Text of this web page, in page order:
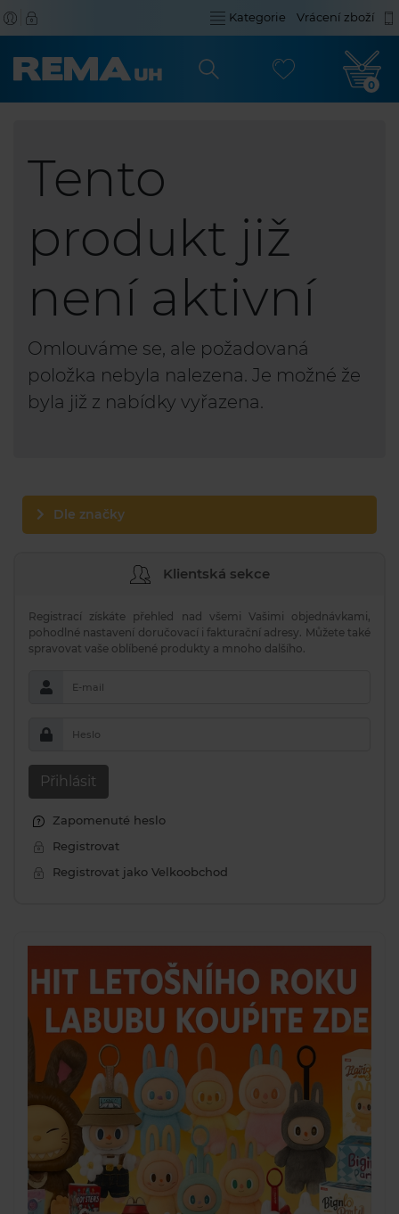
Kategorie Vrácení zboží
0
Tento
produkt již
není aktivní
Omlouváme se, ale požadovaná
položka nebyla nalezena. Je možné že
byla již z nabídky vyřazena.
Dle značky
Klientská sekce
Registrací získáte přehled nad všemi Vašimi objednávkami,
pohodlné nastavení doručovací i fakturační adresy. Můžete také
spravovat vaše oblíbené produkty a mnoho dalšího.
E-mail
Heslo
Přihlásit
Zapomenuté heslo
Registrovat
Registrovat jako Velkoobchod